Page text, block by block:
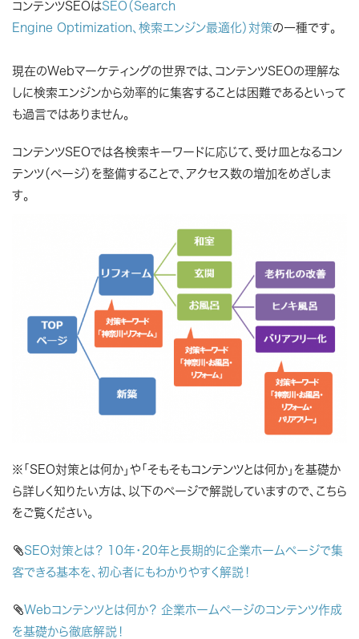
コンテンツSEOはSEO（Search
Engine Optimization、検索エンジン最適化）対策の一種です。
現在のWebマーケティングの世界では、コンテンツSEOの理解な
しに検索エンジンから効率的に集客することは困難であるといって
も過言ではありません。
コンテンツSEOでは各検索キーワードに応じて、受け皿となるコン
テンツ（ページ）を整備することで、アクセス数の増加をめざしま
す。
※「SEO対策とは何か」や「そもそもコンテンツとは何か」を基礎か
ら詳しく知りたい方は、以下のページで解説していますので、こちら
をご覧ください。
SEO対策とは？ 10年・20年と長期的に企業ホームページで集
客できる基本を、初心者にもわかりやすく解説！
Webコンテンツとは何か？ 企業ホームぺージのコンテンツ作成
を基礎から徹底解説！